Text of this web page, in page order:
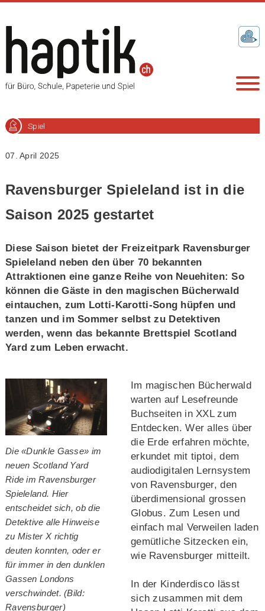
Spiel
07. April 2025
Ravensburger Spieleland ist in die
Saison 2025 gestartet
Diese Saison bietet der Freizeitpark Ravensburger
Spieleland neben den über 70 bekannten
Attraktionen eine ganze Reihe von Neuehiten: So
können die Gäste in den magischen Bücherwald
eintauchen, zum Lotti-Karotti-Song hüpfen und
tanzen und im Sommer selbst zu Detektiven
werden, wenn das bekannte Brettspiel Scotland
Yard zum Leben erwacht.
Die «Dunkle Gasse» im
neuen Scotland Yard
Ride im Ravensburger
Spieleland. Hier
entscheidet sich, ob die
Detektive alle Hinweise
zu Mister X richtig
deuten konnten, oder er
für immer in den dunklen
Gassen Londons
verschwindet. (Bild:
Ravensburger)
Im magischen Bücherwald
warten auf Lesefreunde
Buchseiten in XXL zum
Entdecken. Wer alles über
die Erde erfahren möchte,
erkundet mit tiptoi, dem
audiodigitalen Lernsystem
von Ravensburger, den
überdimensional grossen
Globus. Zum Lesen und
einfach mal Verweilen laden
gemütliche Sitzecken ein,
wie Ravensburger mitteilt.
In der Kinderdisco lässt
sich zusammen mit dem